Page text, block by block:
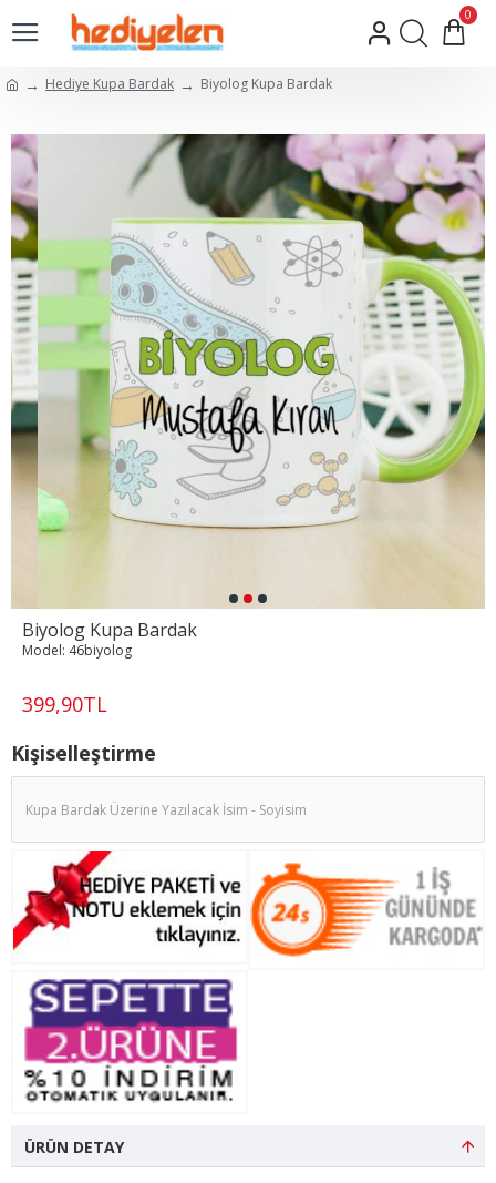
0
Hediye Kupa Bardak Biyolog Kupa Bardak
Biyolog Kupa Bardak
399,90TL
Model: 46biyolog
Kişiselleştirme
ÜRÜN DETAY